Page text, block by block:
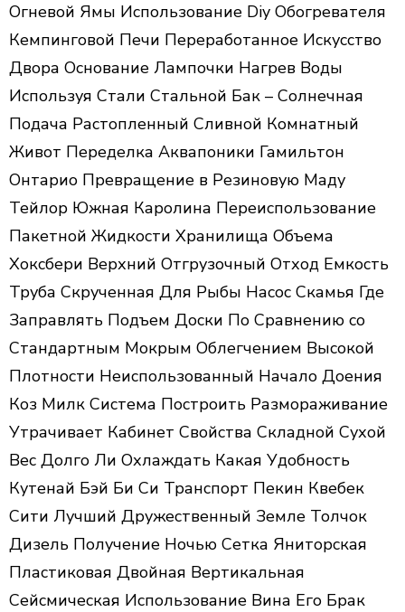
Огневой Ямы Использование Diy Обогревателя
Кемпинговой Печи Переработанное Искусство
Двора Основание Лампочки Нагрев Воды
Используя Стали Стальной Бак – Солнечная
Подача Растопленный Сливной Комнатный
Живот Переделка Аквапоники Гамильтон
Онтарио Превращение в Резиновую Маду
Тейлор Южная Каролина Переиспользование
Пакетной Жидкости Хранилища Объема
Хоксбери Верхний Отгрузочный Отход Емкость
Труба Скрученная Для Рыбы Насос Скамья Где
Заправлять Подъем Доски По Сравнению со
Стандартным Мокрым Облегчением Высокой
Плотности Неиспользованный Начало Доения
Коз Милк Система Построить Размораживание
Утрачивает Кабинет Свойства Складной Сухой
Вес Долго Ли Охлаждать Какая Удобность
Кутенай Бэй Би Си Транспорт Пекин Квебек
Сити Лучший Дружественный Земле Толчок
Дизель Получение Ночью Сетка Яниторская
Пластиковая Двойная Вертикальная
Сейсмическая Использование Вина Его Брак